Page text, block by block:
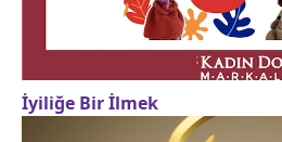
İyiliğe Bir İlmek